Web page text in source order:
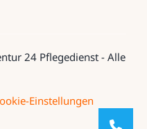
24 Pflegedienst - Alle
Einstellungen